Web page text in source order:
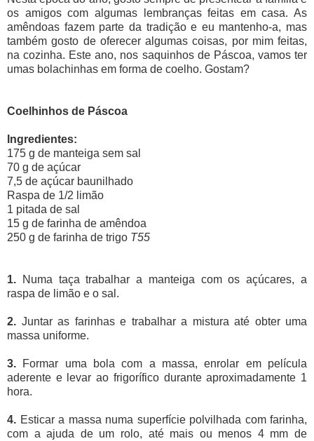
os amigos com algumas lembranças feitas em casa. As
amêndoas fazem parte da tradição e eu mantenho-a, mas
também gosto de oferecer algumas coisas, por mim feitas,
na cozinha. Este ano, nos saquinhos de Páscoa, vamos ter
umas bolachinhas em forma de coelho. Gostam?
Coelhinhos de Páscoa
Ingredientes:
175 g de manteiga sem sal
70 g de açúcar
7,5 de açúcar baunilhado
Raspa de 1/2 limão
1 pitada de sal
15 g de farinha de amêndoa
250 g de farinha de trigo T55
1. Numa taça trabalhar a manteiga com os açúcares, a
raspa de limão e o sal.
2. Juntar as farinhas e trabalhar a mistura até obter uma
massa uniforme.
3. Formar uma bola com a massa, enrolar em película
aderente e levar ao frigorífico durante aproximadamente 1
hora.
4. Esticar a massa numa superfície polvilhada com farinha,
com a ajuda de um rolo, até mais ou menos 4 mm de